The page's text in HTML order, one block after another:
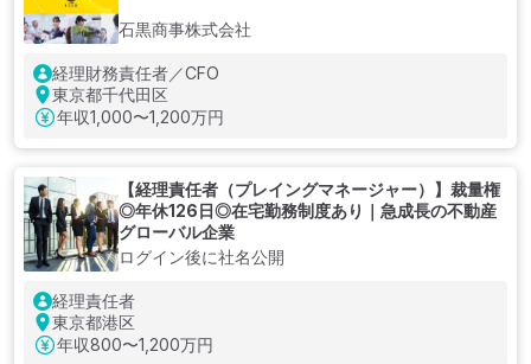
石黒商事株式会社
経理財務責任者／CFO
東京都千代田区
年収1,000〜1,200万円
【経理責任者（プレイングマネージャー）】裁量権
◎年休126日◎在宅勤務制度あり｜急成長の不動産
グローバル企業
ログイン後に社名公開
経理責任者
東京都港区
年収800〜1,200万円